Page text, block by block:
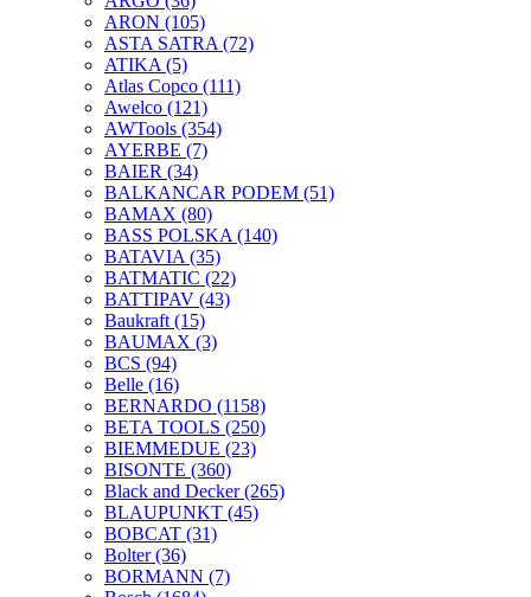
ARON (105)
ASTA SATRA (72)
ATIKA (5)
Atlas Copco (111)
Awelco (121)
AWTools (354)
AYERBE (7)
BAIER (34)
BALKANCAR PODEM (51)
BAMAX (80)
BASS POLSKA (140)
BATAVIA (35)
BATMATIC (22)
BATTIPAV (43)
Baukraft (15)
BAUMAX (3)
BCS (94)
Belle (16)
BERNARDO (1158)
BETA TOOLS (250)
BIEMMEDUE (23)
BISONTE (360)
Black and Decker(265)
BLAUPUNKT (45)
BOBCAT (31)
Bolter(36)
BORMANN (7)